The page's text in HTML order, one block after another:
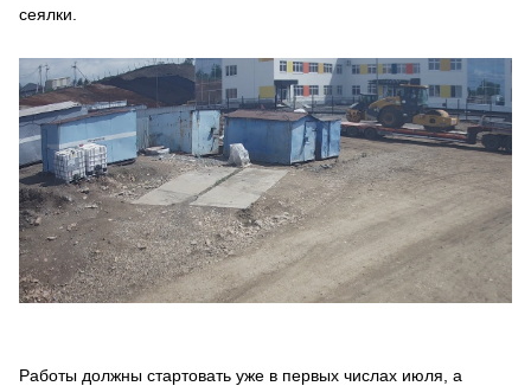
сеялки.
Работы должны стартовать уже в первых числах июля, а